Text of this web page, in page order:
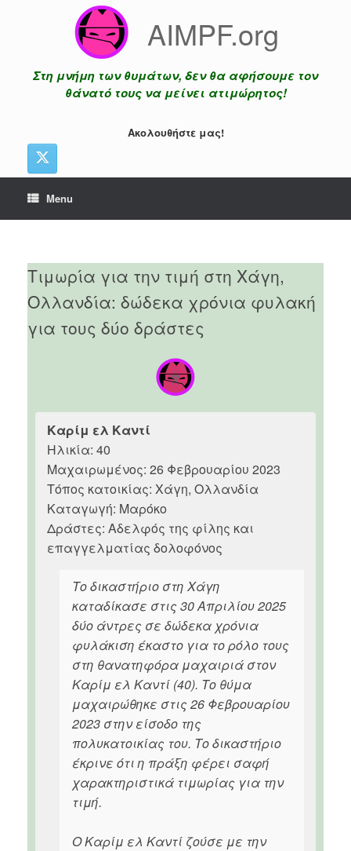
AIMPF.org
Στη μνήμη των θυμάτων, δεν θα αφήσουμε τον
θάνατό τους να μείνει ατιμώρητος!
Ακολουθήστε μας!
Menu
Τιμωρία για την τιμή στη Χάγη,
Ολλανδία: δώδεκα χρόνια φυλακή
για τους δύο δράστες
Καρίμ ελ Καντί
Ηλικία: 40
Μαχαιρωμένος: 26 Φεβρουαρίου 2023
Τόπος κατοικίας: Χάγη, Ολλανδία
Καταγωγή: Μαρόκο
Δράστες: Αδελφός της φίλης και
επαγγελματίας δολοφόνος
Το δικαστήριο στη Χάγη
καταδίκασε στις 30 Απριλίου 2025
δύο άντρες σε δώδεκα χρόνια
φυλάκιση έκαστο για το ρόλο τους
στη θανατηφόρα μαχαιριά στον
Καρίμ ελ Καντί (40). Το θύμα
μαχαιρώθηκε στις 26 Φεβρουαρίου
2023 στην είσοδο της
πολυκατοικίας του. Το δικαστήριο
έκρινε ότι η πράξη φέρει σαφή
χαρακτηριστικά τιμωρίας για την
τιμή.
Ο Καρίμ ελ Καντί ζούσε με την